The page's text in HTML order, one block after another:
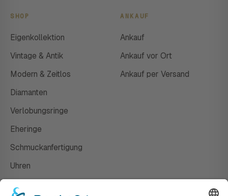
SHOP
Eigenkollektion
Vintage & Antik
Modern & Zeitlos
Diamanten
Verlobungsringe
Eheringe
Schmuckanfertigung
Uhren
ANKAUF
Ankauf
Ankauf vor Ort
Ankauf per Versand